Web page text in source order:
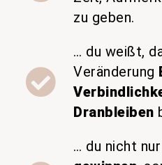
zu geben.
… du weißt,
Veränderung
Dranbleiben
… du nicht nur